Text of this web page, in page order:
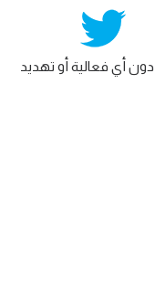
أي فعالية أو تهديد